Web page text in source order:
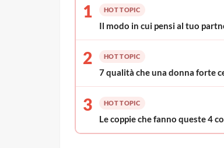
1 HOT TOPIC
Il modo in cui pensi al tuo
2 HOT TOPIC
7 qualità che una donna forte
3 HOT TOPIC
Le coppie che fanno queste 4